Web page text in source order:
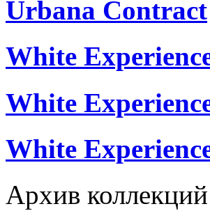
Urbana Contract
White
White
White
Архив коллекций